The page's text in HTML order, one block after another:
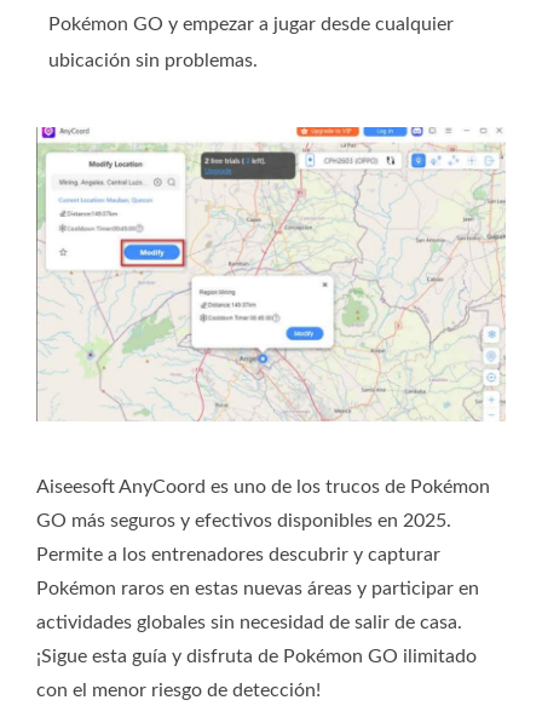
Pokémon GO y empezar a jugar desde cualquier
ubicación sin problemas.
Aiseesoft AnyCoord es uno de los trucos de Pokémon
GO más seguros y efectivos disponibles en 2025.
Permite a los entrenadores descubrir y capturar
Pokémon raros en estas nuevas áreas y participar en
actividades globales sin necesidad de salir de casa.
¡Sigue esta guía y disfruta de Pokémon GO ilimitado
con el menor riesgo de detección!